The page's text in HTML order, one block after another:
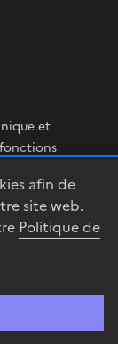
afin de
site web.
Politique de
et